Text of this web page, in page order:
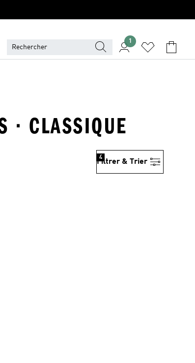
1
· CLASSIQUE
Filtrer & Trier
4